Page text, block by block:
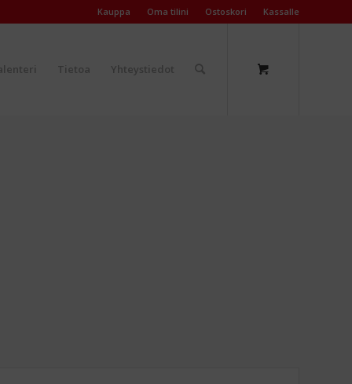
Kauppa Oma tilini Ostoskori Kassalle
Tietoa Yhteystiedot